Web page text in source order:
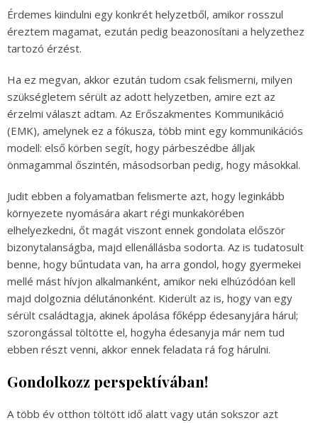
Érdemes kiindulni egy konkrét helyzetből, amikor rosszul
éreztem magamat, ezután pedig beazonosítani a helyzethez
tartozó érzést.
Ha ez megvan, akkor ezután tudom csak felismerni, milyen
szükségletem sérült az adott helyzetben, amire ezt az
érzelmi választ adtam. Az Erőszakmentes Kommunikáció
(EMK), amelynek ez a fókusza, több mint egy kommunikációs
modell: első körben segít, hogy párbeszédbe álljak
önmagammal őszintén, másodsorban pedig, hogy másokkal.
Judit ebben a folyamatban felismerte azt, hogy leginkább
környezete nyomására akart régi munkakörében
elhelyezkedni, őt magát viszont ennek gondolata először
bizonytalanságba, majd ellenállásba sodorta. Az is tudatosult
benne, hogy bűntudata van, ha arra gondol, hogy gyermekei
mellé mást hívjon alkalmanként, amikor neki elhúzódóan kell
majd dolgoznia délutánonként. Kiderült az is, hogy van egy
sérült családtagja, akinek ápolása főképp édesanyjára hárul;
szorongással töltötte el, hogyha édesanyja már nem tud
ebben részt venni, akkor ennek feladata rá fog hárulni.
Gondolkozz perspektívában!
A több év otthon töltött idő alatt vagy után sokszor azt